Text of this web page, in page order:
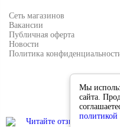
Сеть магазинов
Вакансии
Публичная оферта
Новости
Политика
Мы
сайта.
политикой